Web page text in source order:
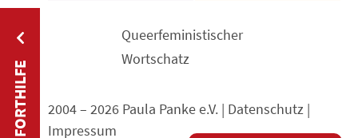
2004 – 2026 Paula Panke e.V. | Datenschutz |
Impressum
Queerfeministischer
Wortschatz
SOFORTHILFE